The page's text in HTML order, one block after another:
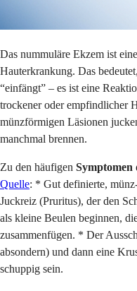
Das nummuläre Ekzem ist
Hauterkrankung. Das
“einfängt” – es ist eine
trockener oder empfindlicher
münzförmigen Läsionen
manchmal brennen.
Zu den häufigen Symptomen
Quelle: * Gut definierte,
Juckreiz (Pruritus), der den
als kleine Beulen beginnen,
zusammenfügen. * Der
absondern) und dann eine
schuppig sein.